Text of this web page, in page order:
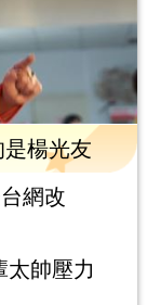
楊光友
網改
帥壓力